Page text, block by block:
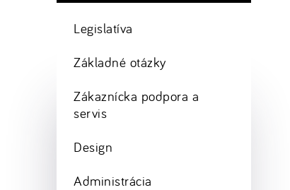
Legislatíva
Základné otázky
Zákaznícka podpora a
servis
Design
Administrácia